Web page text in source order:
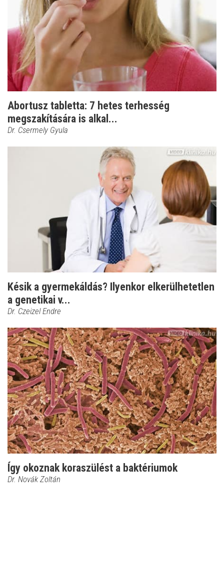
Abortusz tabletta: 7 hetes terhesség
megszakítására is alkal...
Dr. Csermely Gyula
Késik a gyermekáldás? Ilyenkor elkerülhetetlen
a genetikai v...
Dr. Czeizel Endre
Így okoznak koraszülést a baktériumok
Dr. Novák Zoltán